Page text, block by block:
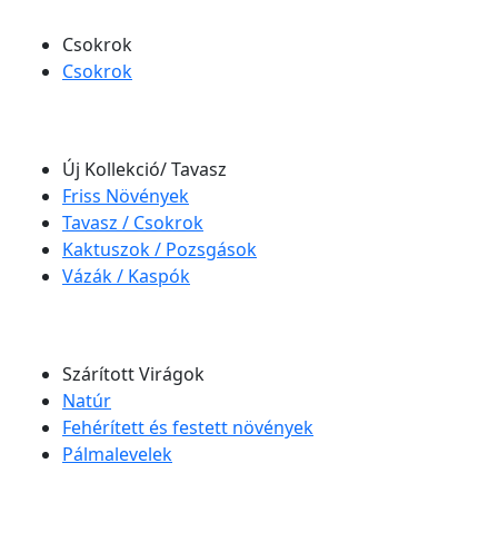
Csokrok
Csokrok
Új Kollekció/ Tavasz
Friss Növények
Tavasz / Csokrok
Kaktuszok / Pozsgások
Vázák / Kaspók
Szárított Virágok
Natúr
Fehérített és festett növények
Pálmalevelek